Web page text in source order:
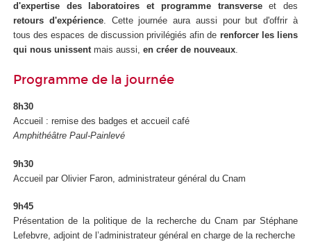
d'expertise des laboratoires et programme transverseet des
retours d'expérience. Cette journée aura aussi pour but d'offrir à
tous des espaces de discussion privilégiés afin de renforcer les liens
qui nous unissentmais aussi, en créer de nouveaux.
Programme de la journée
8h30
Accueil : remise des badges et accueil café
Amphithéâtre Paul-Painlevé
9h30
Accueil par Olivier Faron, administrateur général du Cnam
9h45
Présentation de la politique de la recherche du Cnam par Stéphane
Lefebvre, adjoint de l’administrateur général en charge de la recherche